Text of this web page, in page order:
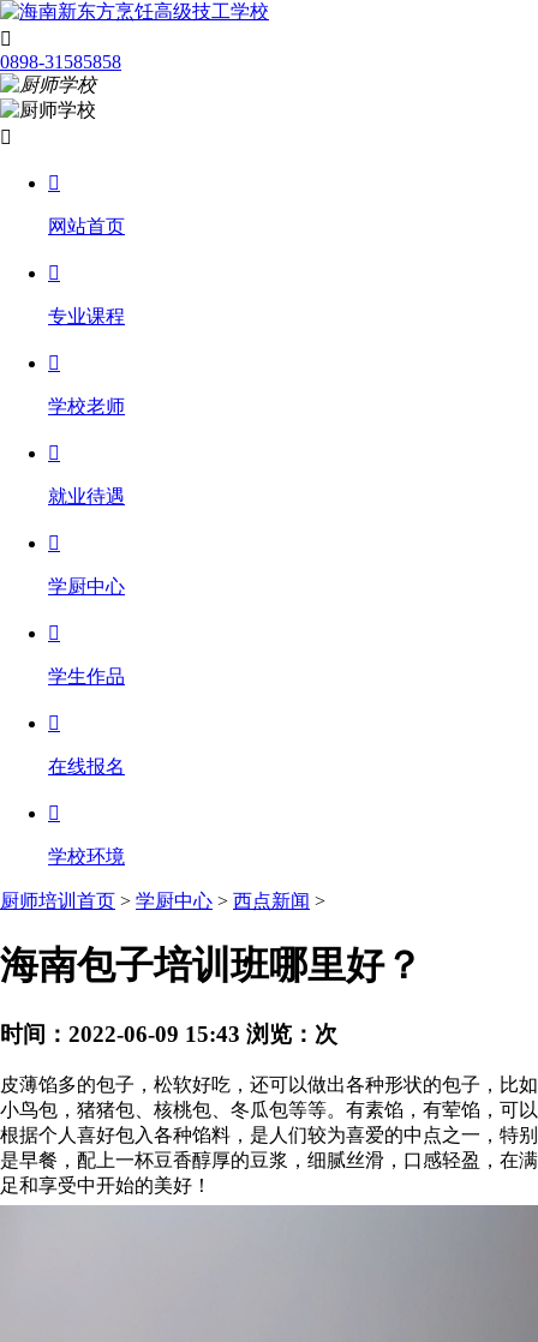

0898-31585858


网站首页

专业课程

学校老师

就业待遇

学厨中心

学生作品

在线报名

学校环境
厨师培训首页 > 学厨中心 > 西点新闻 >
海南包子培训班哪里好？
时间：2022-06-09 15:43 浏览： 次
皮薄馅多的包子，松软好吃，还可以做出各种形状的包子，比如
小鸟包，猪猪包、核桃包、冬瓜包等等。有素馅，有荤馅，可以
根据个人喜好包入各种馅料，是人们较为喜爱的中点之一，特别
是早餐，配上一杯豆香醇厚的豆浆，细腻丝滑，口感轻盈，在满
足和享受中开始的美好！